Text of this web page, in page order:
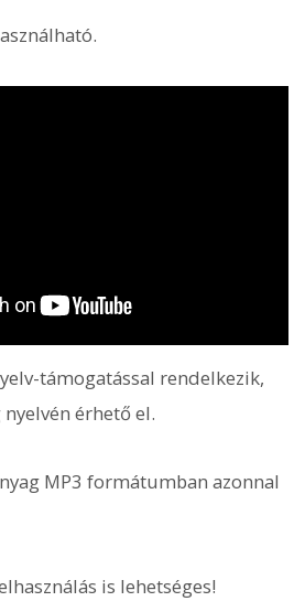
támogatással rendelkezik,
érhető el.
MP3 formátumban azonnal
is lehetséges!